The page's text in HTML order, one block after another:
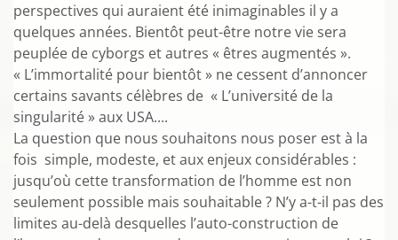
perspectives qui auraient été inimaginables il y a
quelques années. Bientôt peut-être notre vie sera
peuplée de cyborgs et autres « êtres augmentés ».
« L’immortalité pour bientôt » ne cessent d’annoncer
certains savants célèbres de « L’université de la
singularité » aux USA....
La question que nous souhaitons nous poser est à la
fois simple, modeste, et aux enjeux considérables :
jusqu’où cette transformation de l’homme est non
seulement possible mais souhaitable ? N’y a-t-il pas des
limites au-delà desquelles l’auto-construction de